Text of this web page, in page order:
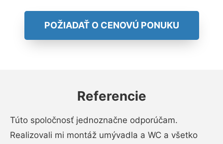
POŽIADAŤ O CENOVÚ PONUKU
Referencie
Túto spoločnosť jednoznačne odporúčam.
Realizovali mi montáž umývadla a WC a všetko